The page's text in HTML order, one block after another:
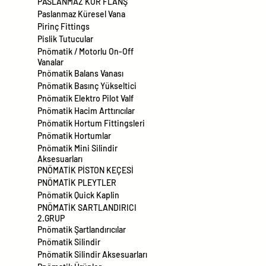
Paslanmaz Küresel Vana
Pirinç Fittings
Pislik Tutucular
Pnömatik / Motorlu On-Off
Vanalar
Pnömatik Balans Vanası
Pnömatik Basınç Yükseltici
Pnömatik Elektro Pilot Valf
Pnömatik Hacim Arttırıcılar
Pnömatik Hortum Fittingsleri
Pnömatik Hortumlar
Pnömatik Mini Silindir
Aksesuarları
PNÖMATİK PİSTON KEÇESİ
PNÖMATİK PLEYTLER
Pnömatik Quick Kaplin
PNÖMATİK SARTLANDIRICI
2.GRUP
Pnömatik Şartlandırıcılar
Pnömatik Silindir
Pnömatik Silindir Aksesuarları